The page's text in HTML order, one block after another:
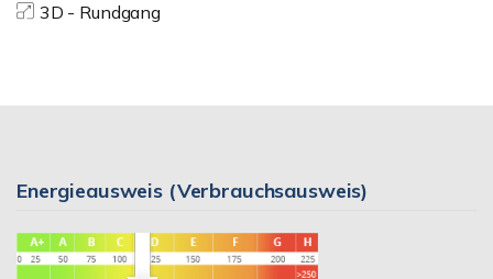
3D - Rundgang
Energieausweis (Verbrauchsausweis)